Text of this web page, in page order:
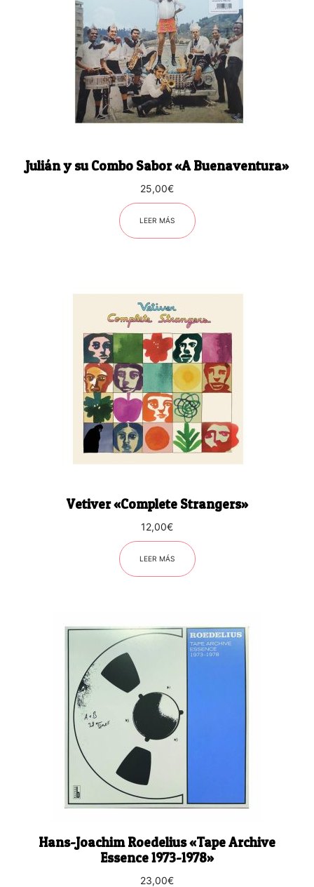
Julián y su Combo Sabor «A Buenaventura»
25,00€
LEER MÁS
Vetiver «Complete Strangers»
12,00€
LEER MÁS
Hans-Joachim Roedelius «Tape Archive
Essence 1973-1978»
23,00€